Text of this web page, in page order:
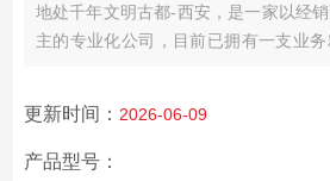
地处千年文明古都-西安，是一家以经
主的专业化公司， 目前已拥有一支业
更新时间： 2026-06-09
产品型号：